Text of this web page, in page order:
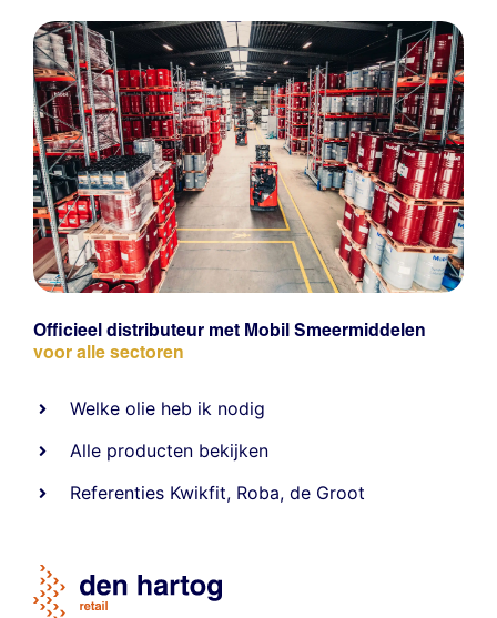
Officieel distributeur met Mobil Smeermiddelen
voor alle sectoren
Welke olie heb ik nodig
Alle producten bekijken
Referenties Kwikfit, Roba,de Groot